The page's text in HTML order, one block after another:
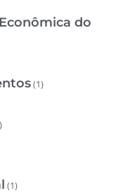
do
(1)
(1)